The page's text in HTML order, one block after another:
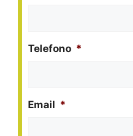
Telefono *
Email *